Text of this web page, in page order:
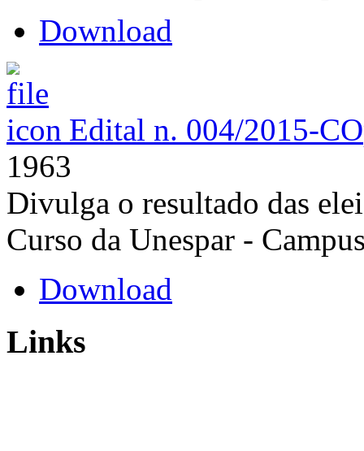
Download
Edital n. 004/2015-CO
1963
Divulga o resultado das
Curso da Unespar -
Download
Links